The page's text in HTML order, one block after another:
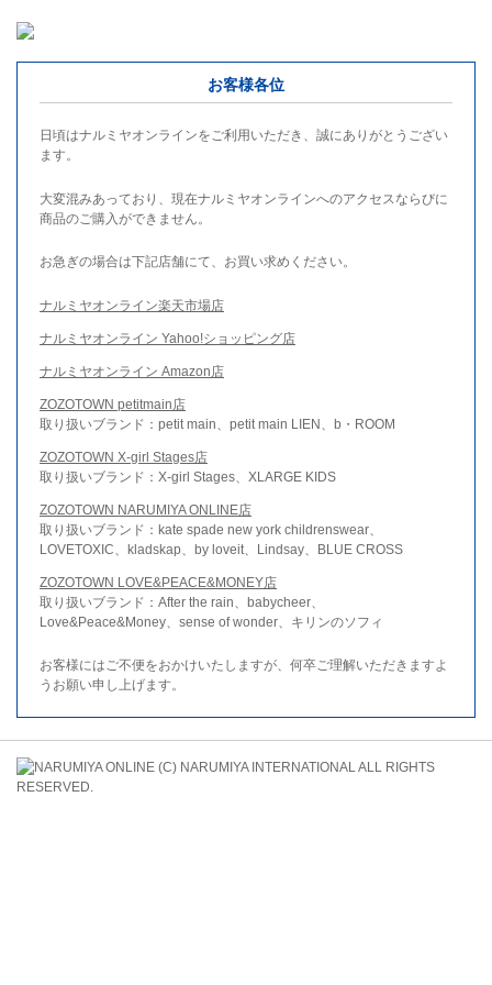
お客様各位
日頃はナルミヤオンラインをご利用いただき、誠にありがとうござい
ます。
大変混みあっており、現在ナルミヤオンラインへのアクセスならびに
商品のご購入ができません。
お急ぎの場合は下記店舗にて、お買い求めください。
ナルミヤオンライン楽天市場店
ナルミヤオンライン Yahoo!ショッピング店
ナルミヤオンライン Amazon店
ZOZOTOWN petitmain店
取り扱いブランド：petit main、petit main LIEN、b・ROOM
ZOZOTOWN X-girl Stages店
取り扱いブランド：X-girl Stages、XLARGE KIDS
ZOZOTOWN NARUMIYA ONLINE店
取り扱いブランド：kate spade new york childrenswear、
LOVETOXIC、kladskap、by loveit、Lindsay、BLUE CROSS
ZOZOTOWN LOVE&PEACE&MONEY店
取り扱いブランド：After the rain、babycheer、
Love&Peace&Money、sense of wonder、キリンのソフィ
お客様にはご不便をおかけいたしますが、何卒ご理解いただきますよ
うお願い申し上げます。